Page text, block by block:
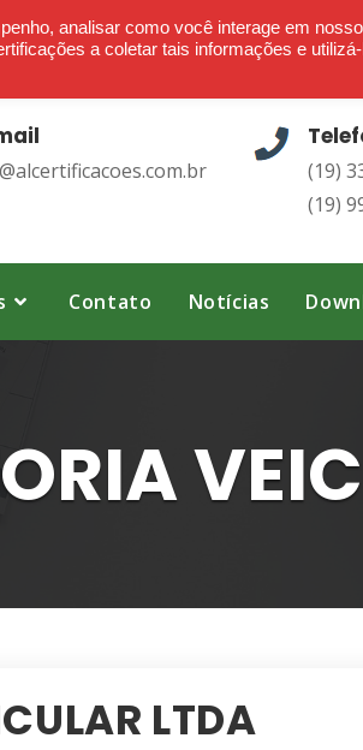
Ética - Confiança - Credibilidade -
(19)
(19)
Contato Notícias
LTDA
analisar como você interage em
a coletar tais informações e